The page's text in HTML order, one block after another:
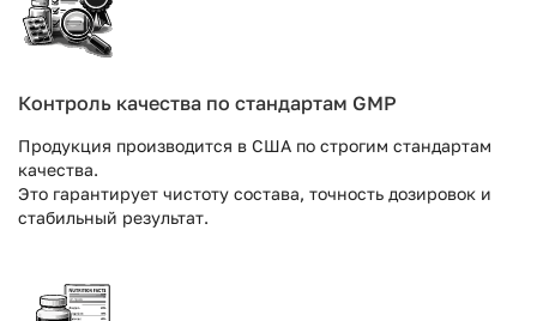
Контроль качества по стандартам GMP
Продукция производится в США по строгим стандартам
качества.
Это гарантирует чистоту состава, точность дозировок и
стабильный результат.